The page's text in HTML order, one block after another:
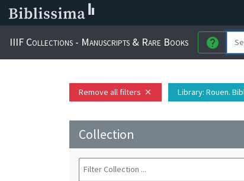
IIIF Collections - Manuscripts & Rare Books help
Remove all filters close Library: Rouen.
Collection